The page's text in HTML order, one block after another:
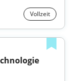
Vollzeit